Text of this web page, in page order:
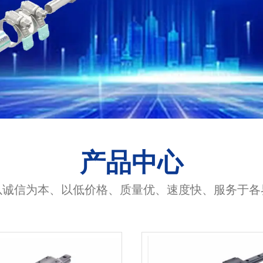
产品中心
信为本、以低价格、质量优、速度快、服务于